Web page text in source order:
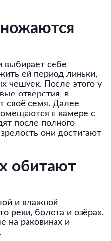
выбирает себе
ей период линьки,
чешуек. После этого у
отверстия, в
своё семя. Далее
в камере с
после полного
они достигают
обитают
и влажной
реки, болота и озёрах.
на раковинах и